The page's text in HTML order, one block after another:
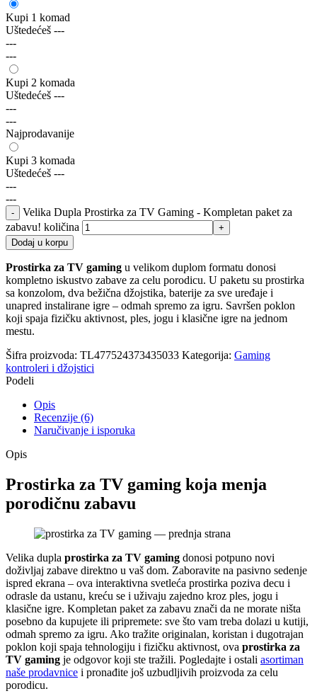
Kupi 1 komad
Uštedećeš ---
---
---
Kupi 2 komada
Uštedećeš ---
---
---
Najprodavanije
Kupi 3 komada
Uštedećeš ---
---
---
Velika Dupla Prostirka za TV Gaming - Kompletan paket za
zabavu! količina
Dodaj u korpu
Prostirka za TV gaming u velikom duplom formatu donosi
kompletno iskustvo zabave za celu porodicu. U paketu su prostirka
sa konzolom, dva bežična džojstika, baterije za sve uređaje i
unapred instalirane igre – odmah spremo za igru. Savršen poklon
koji spaja fizičku aktivnost, ples, jogu i klasične igre na jednom
mestu.
Šifra proizvoda: TL477524373435033 Kategorija: Gaming
kontroleri i džojstici
Podeli
Opis
Recenzije (6)
Naručivanje i isporuka
Opis
Prostirka za TV gaming koja menja
porodičnu zabavu
Velika dupla prostirka za TV gaming donosi potpuno novi
doživljaj zabave direktno u vaš dom. Zaboravite na pasivno sedenje
ispred ekrana – ova interaktivna svetleća prostirka poziva decu i
odrasle da ustanu, kreću se i uživaju zajedno kroz ples, jogu i
klasične igre. Kompletan paket za zabavu znači da ne morate ništa
posebno da kupujete ili pripremete: sve što vam treba dolazi u kutiji,
odmah spremo za igru. Ako tražite originalan, koristan i dugotrajan
poklon koji spaja tehnologiju i fizičku aktivnost, ova prostirka za
TV gaming je odgovor koji ste tražili. Pogledajte i ostali asortiman
naše prodavnice i pronađite još uzbudljivih proizvoda za celu
porodicu.